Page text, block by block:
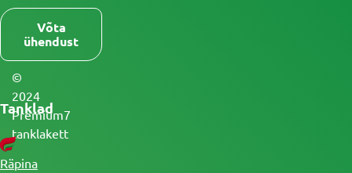
Võta
ühendust
Tanklad
Räpina
©
2024
Premium7
tanklakett